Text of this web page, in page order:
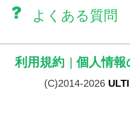
よくある質問
利用規約 | 個人情
(C)2014-2026